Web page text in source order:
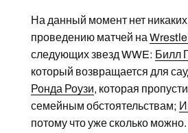
На данный момент нет
проведению матчей на
следующих звезд WWE: Билл
который возвращается для
Ронда Роузи, которая
семейным обстоятельствам;
потому что уже сколько можно.